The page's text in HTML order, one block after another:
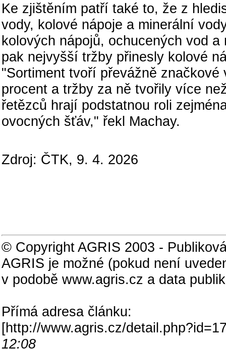
Ke zjištěním patří také to, že z
vody, kolové nápoje a minerální
kolových nápojů, ochucených vod
pak nejvyšší tržby přinesly kolové
"Sortiment tvoří převážně
procent a tržby za ně tvořily více
řetězců hrají podstatnou roli
ovocných šťáv," řekl Machay.
Zdroj: ČTK, 9. 4. 2026
© Copyright AGRIS 2003 -
AGRIS je možné (pokud není
v podobě www.agris.cz a data
Přímá adresa článku:
[http://www.agris.cz/
12:08